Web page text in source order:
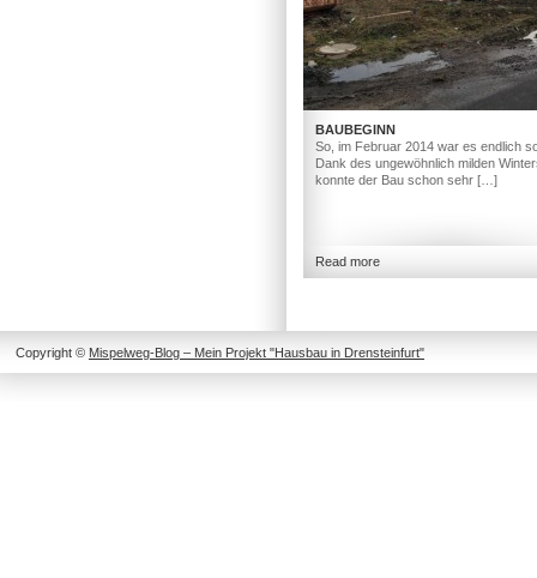
BAUBEGINN
So, im Februar 2014 war es endlich
Dank des ungewöhnlich milden
konnte der Bau schon sehr […]
Read more
Copyright © Mispelweg-Blog – Mein Projekt "Hausbau in Drensteinfurt"